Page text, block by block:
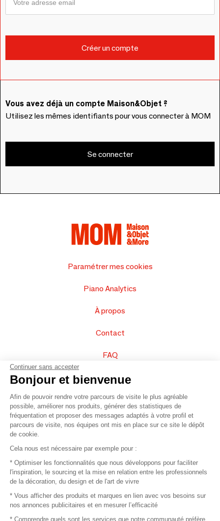
Vous avez déjà un compte Maison&Objet ?
Utilisez les mêmes identifiants pour vous connecter à MOM
Se connecter
Paramétrer mes cookies
Piano Analytics
À propos
Contact
FAQ
Vendez vos produits
Plan du site
© 2016 –Organisation SAFI
Recrutement
Continuer sans accepter
Bonjour et bienvenue
Afin de pouvoir rendre votre parcours de visite le plus agréable
possible, améliorer nos produits, générer des statistiques de
fréquentation et proposer des messages adaptés à votre profil et
parcours de visite, nos équipes ont mis en place sur ce site le dépôt
de cookie.
Cela nous est nécessaire par exemple pour :
* Optimiser les fonctionnalités que nous développons pour faciliter
l'inspiration, le sourcing et la mise en relation entre les professionnels
de la décoration, du design et de l'art de vivre
* Vous afficher des produits et marques en lien avec vos besoins sur
nos annonces publicitaires et en mesurer l’efficacité
* Comprendre quels sont les services que notre communauté préfère